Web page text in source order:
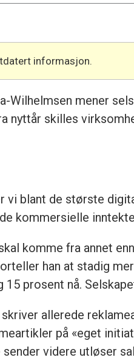
informasjon.
Wilhelmsen mener
nyttår skilles
blant de største
kommersielle
komme fra annet
han at stadig
prosent nå.
allerede
på «eget
videre utløser